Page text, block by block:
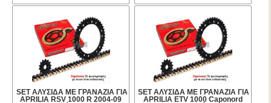
SET ΑΛΥΣΙΔΑ ΜΕ ΓΡΑΝΑΖΙΑ ΓΙΑ
APRILIA RSV 1000 R 2004-09
SET ΑΛΥΣΙΔΑ ΜΕ ΓΡΑΝΑΖΙΑ ΓΙΑ
APRILIA ETV 1000 Caponord